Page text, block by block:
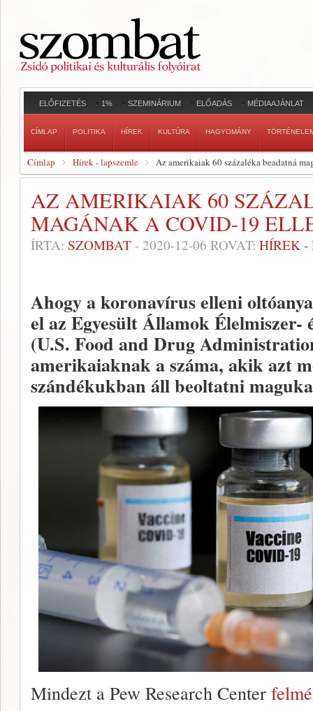
ELŐFIZETÉS 1% SZEMINÁRIUM ELŐADÁS MÉDIAAJÁNLAT
CÍMLAP POLITIKA HÍREK KULTÚRA HAGYOMÁNY
Címlap Hírek - lapszemle Az amerikaiak 60 százaléka beadatná
AZ AMERIKAIAK 60
MAGÁNAK A COVID-19
ÍRTA: SZOMBAT - 2020-12-06 ROVAT: HÍREK -
Ahogy a koronavírus elleni
el az Egyesült Államok Élelmiszer-
(U.S. Food and Drug
amerikaiaknak a száma, akik azt
szándékukban áll beoltatni
Mindezt a Pew Research Center